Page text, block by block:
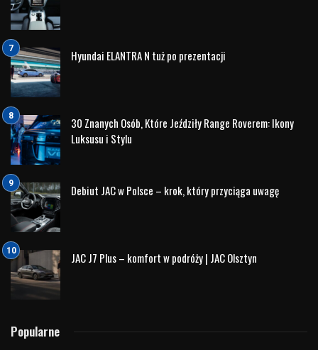
warto sprawdzić stan klocków i tarcz hamulcowych. Jeżeli
zbliża się termin ich wymiany, lepiej wykonać ją wcześniej
niż ryzykować konieczność naprawy podczas urlopu.
Jeżeli zauważasz drgania podczas hamowania, piszczenie
lub wydłużoną drogę hamowania, może to oznaczać, że
potrzebna będzie wymiana klocków hamulcowych
Volkswagen lub bardziej szczegółowa diagnostyka.